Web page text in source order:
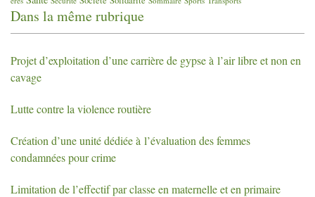
Dans la même rubrique
Projet d’exploitation d’une carrière de gypse à l’air libre et non en
cavage
Lutte contre la violence routière
Création d’une unité dédiée à l’évaluation des femmes
condamnées pour crime
Limitation de l’effectif par classe en maternelle et en primaire